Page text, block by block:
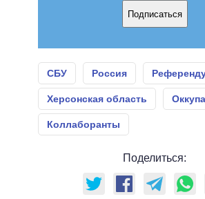
Подписаться
СБУ Россия
Херсонская область
Коллаборанты
Поделиться: